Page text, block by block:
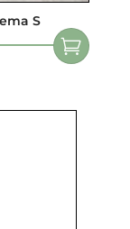
S